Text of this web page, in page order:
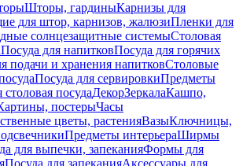
Шторы, гардиныКарнизы для
для штор, карнизов, жалюзиПленки для
солнцезащитные системыСтоловая
Посуда для напитковПосуда для горячих
подачи и хранения напитковСтоловые
Посуда для сервировкиПредметы
столовая посудаДекорЗеркалаКашпо,
постерыЧасы
цветы, растенияВазыКлючницы,
Предметы интерьераШирмы
для выпечки, запеканияФормы для
Посуда для запеканияАксессуары для